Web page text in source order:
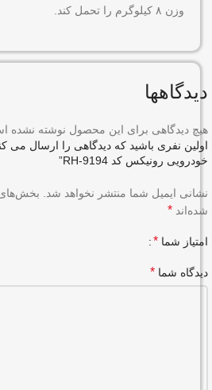
وزن ۸ کیلوگرم را تحمل کند.
دیدگاهها
هیچ دیدگاهی برای این محصول نوشته نشده
اولین نفری باشید که دیدگاهی را ارسال می
خودرویی رونیکس کد RH-9194”
نشانی ایمیل شما منتشر نخواهد شد.
بخش‌های
شده‌اند *
امتیاز شما *
دیدگاه شما *